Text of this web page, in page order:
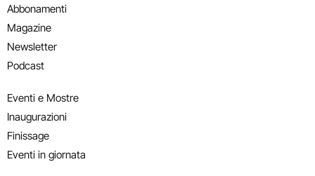
Abbonamenti
Magazine
Newsletter
Podcast
Eventi e Mostre
Inaugurazioni
Finissage
Eventi in giornata